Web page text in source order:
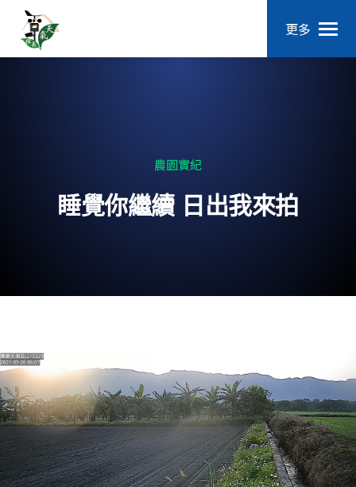
更多
農園實紀
睡覺你繼續 日出我來拍